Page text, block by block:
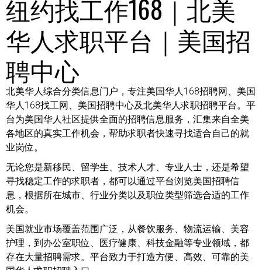
纽约找工作168｜北美
华人求职平台｜美国招
聘中心
北美华人综合分类信息门户，专注美国华人168招聘网、美国
华人168找工网、美国招聘中心及北美华人求职招聘平台。平
台为美国华人社区提供全面的招聘信息服务，汇集来自全美
各地区的真实工作机会，帮助求职者快速寻找适合自己的就
业岗位。
无论您是新移民、留学生、技术人才、专业人士，还是希望
寻找稳定工作的求职者，都可以通过平台浏览美国招聘信
息，根据所在城市、行业分类以及职位类型筛选合适的工作
机会。
美国就业市场覆盖范围广泛，从餐饮服务、物流运输、美容
护理，到办公室职位、医疗健康、科技金融等专业领域，都
存在大量招聘需求。平台致力于打造方便、高效、可靠的美